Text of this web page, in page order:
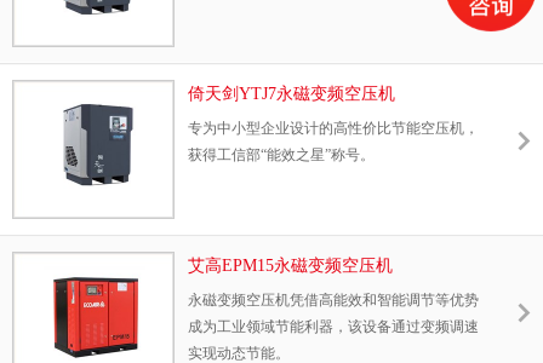
倚天剑YTJ7永磁变频空压机
专为中小型企业设计的高性价比节能空压机，
获得工信部“能效之星”称号。
艾高EPM15永磁变频空压机
永磁变频空压机凭借高能效和智能调节等优势
成为工业领域节能利器，该设备通过变频调速
实现动态节能。